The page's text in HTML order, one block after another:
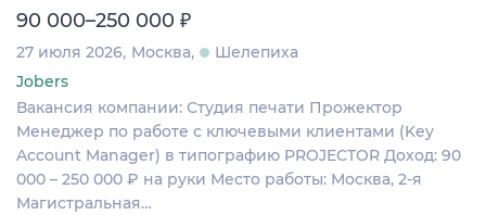
90 000–250 000 ₽
27 июля 2026 Москва
Шелепиха
Jobers
Вакансия компании: Студия печати Прожектор
Менеджер по работе с ключевыми клиентами (Key
Account Manager) в типографию PROJECTOR Доход: 90
000 – 250 000 ₽ на руки Место работы: Москва, 2-я
Магистральная…